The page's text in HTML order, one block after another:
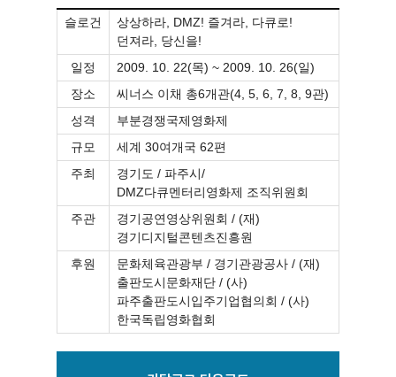
슬로건
상상하라, DMZ! 즐겨라, 다큐로!
던져라, 당신을!
일정
2009. 10. 22(목) ~ 2009. 10. 26(일)
장소
씨너스 이채 총6개관(4, 5, 6, 7, 8, 9관)
성격
부분경쟁국제영화제
규모
세계 30여개국 62편
주최
경기도 / 파주시/
DMZ다큐멘터리영화제 조직위원회
주관
경기공연영상위원회 / (재)
경기디지털콘텐츠진흥원
후원
문화체육관광부 / 경기관광공사 / (재)
출판도시문화재단 / (사)
파주출판도시입주기업협의회 / (사)
한국독립영화협회